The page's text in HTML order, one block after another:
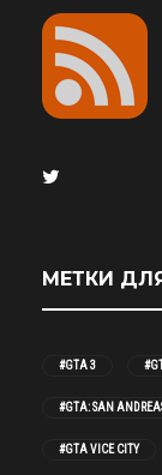
МЕТКИ
#GTA 3
#GTA: SAN
#GTA VICE CITY